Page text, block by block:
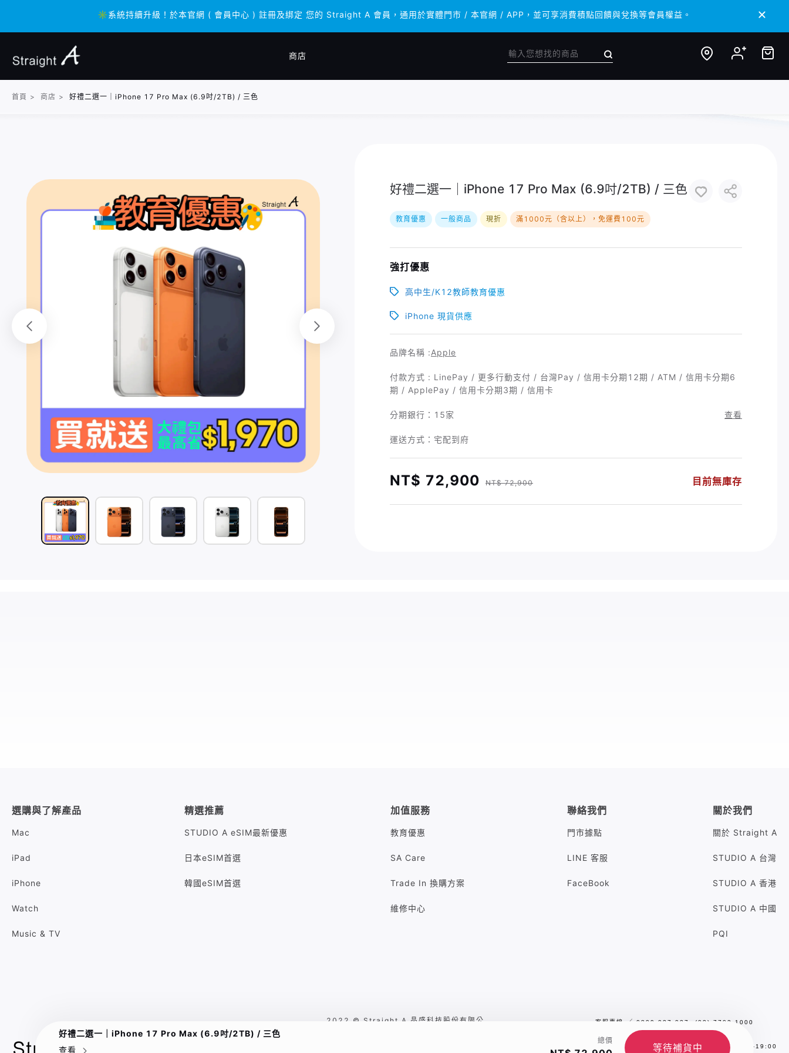
✳️系統持續升級！於本官網 ( 會員中心 ) 註冊及綁定 您的 Straight A 會員，通用於實體門市 / 本官網 / APP，並可享消費積點回饋與兌換等會員權益。
✳️系統持續升級！於本官網 ( 會員中心 ) 註冊及綁定 您的 Straight A 會員，通用於實體門市 / 本官網 / APP，並可享消費積點回饋與兌換等會員權益。
商店
首頁 > 商店 > 好禮二選一｜iPhone 17 Pro Max (6.9吋/2TB) / 三色
好禮二選一｜iPhone 17 Pro Max (6.9吋/2TB) / 三色
教育優惠 一般商品 現折 滿1000元（含以上），免運費100元
強打優惠
高中生/K12教師教育優惠
iPhone 現貨供應
品牌名稱 :Apple
付款方式 : LinePay / 更多行動支付 / 台灣Pay / 信用卡分期12期 / ATM / 信用卡分期6
期 / ApplePay / 信用卡分期3期 / 信用卡
分期銀行： 15家 查看
運送方式：宅配到府
NT$ 72,900 NT$ 72,900 目前無庫存
好禮二選一｜iPhone 17 Pro Max (6.9吋/2TB) / 三色
查看
總價
等待補貨中
選購與了解產品
Mac
iPad
iPhone
Watch
Music & TV
精選推薦
STUDIO A eSIM最新優惠
日本eSIM首選
韓國eSIM首選
加值服務
教育優惠
SA Care
Trade In 換購方案
維修中心
聯絡我們
門市據點
LINE 客服
FaceBook
關於我們
關於 Straight A
STUDIO A 台灣
STUDIO A 香港
STUDIO A 中國
PQI
2022 © Straight A 晶盛科技股份有限公
客服專線 ╱
0809-027-027 (02) 7702-1000
╱sa.service@studioa.com.tw
平日／假日10:00 - 13:00，14:00-19:00